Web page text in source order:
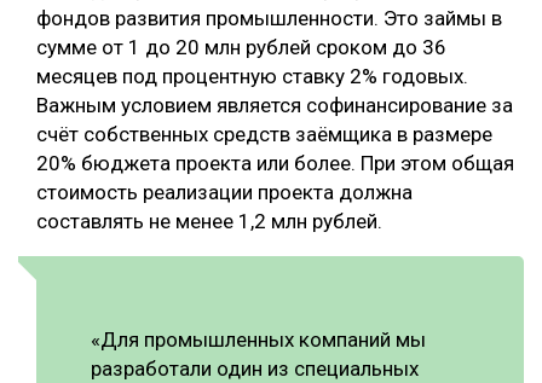
фондов развития промышленности. Это займы в
сумме от 1 до 20 млн рублей сроком до 36
месяцев под процентную ставку 2% годовых.
Важным условием является софинансирование за
счёт собственных средств заёмщика в размере
20% бюджета проекта или более. При этом общая
стоимость реализации проекта должна
составлять не менее 1,2 млн рублей.
«Для промышленных компаний мы
разработали один из специальных